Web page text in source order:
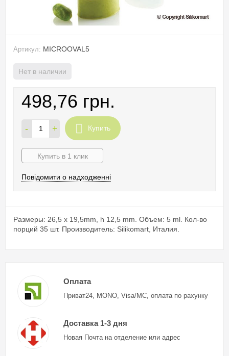
Артикул: MICROOVAL5
Нет в наличии
498,76 грн.
- + Купить
Купить в 1 клик
Повідомити о надходженні
Размеры: 26,5 x 19,5mm, h 12,5 mm. Объем: 5 ml. Кол-во
порций 35 шт. Производитель: Silikomart, Италия.
Оплата
Приват24, MONO, Visa/MC, оплата по рахунку
Доставка 1-3 дня
Новая Почта на отделение или адрес